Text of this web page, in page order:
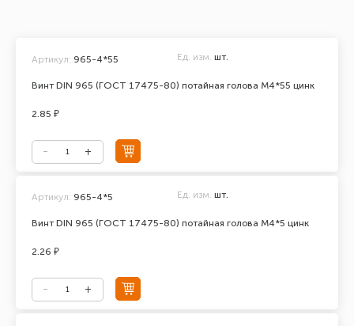
Винт DIN 965 (ГОСТ 17475-80) потайная голова М4*55 цинк
Артикул: 965-4*55 Ед. изм. шт.
2.85 ₽
Винт DIN 965 (ГОСТ 17475-80) потайная голова М4*5 цинк
Артикул: 965-4*5 Ед. изм. шт.
2.26 ₽